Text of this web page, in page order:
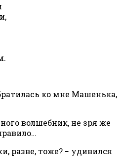
ко мне Машенька,
волшебник, не зря же
разве, тоже? − удивился